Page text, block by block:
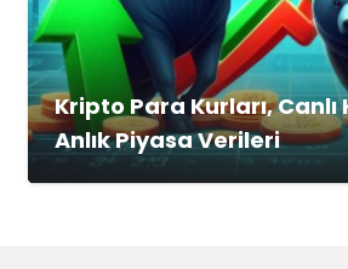
Kripto Para Kurları, Canlı
Anlık Piyasa Verileri